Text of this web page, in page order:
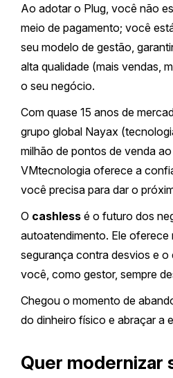
Ao adotar o Plug, você não
meio de pagamento; você
seu modelo de gestão,
alta qualidade (mais vendas,
o seu negócio.
Com quase 15 anos de
grupo global Nayax
milhão de pontos de venda
VMtecnologia oferece a
você precisa para dar o
O cashless é o futuro dos
autoatendimento. Ele oferece
segurança contra desvios e
você, como gestor, sempre
Chegou o momento de
do dinheiro físico e abraçar a
Quer modernizar